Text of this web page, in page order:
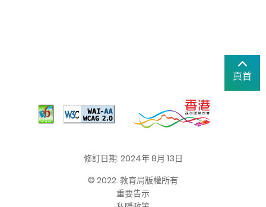
頁首
修訂日期: 2024年 8月 13日
© 2022. 教育局版權所有
重要告示